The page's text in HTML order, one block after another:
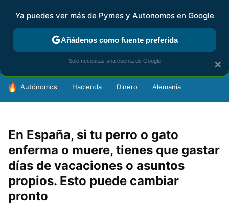
FISCALIDAD Y CONTABILIDAD KIT DIGITAL RENTA
HOY SE HABLA DE
Autónomos Hacienda Dinero Alemania
En España, si tu perro o gato
enferma o muere, tienes que gastar
días de vacaciones o asuntos
propios. Esto puede cambiar
pronto
×
Ya puedes ver más de Pymes y Autonomos en Google
Añádenos como fuente preferida
Solo necesitas una cuenta de Google